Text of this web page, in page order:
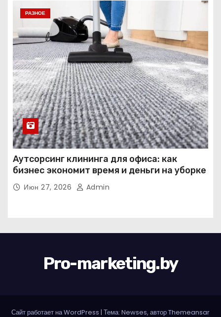
РАЗНОЕ
Аутсорсинг клининга для офиса: как
бизнес экономит время и деньги на уборке
Июн 27, 2026 Admin
Pro-marketing.by
Сайт работает на WordPress | Тема: Newses, авторThemeansar